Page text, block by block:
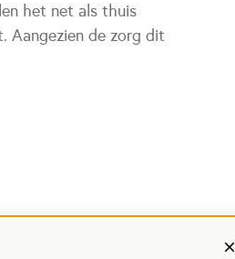
het net als thuis
Aangezien de zorg dit